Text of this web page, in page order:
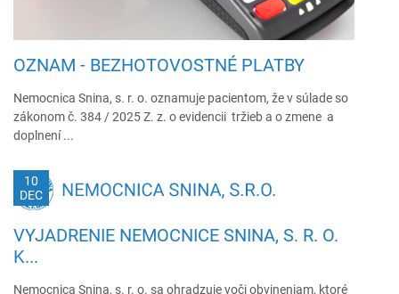
OZNAM - BEZHOTOVOSTNÉ PLATBY
Nemocnica Snina, s. r. o. oznamuje pacientom, že v súlade so
zákonom č. 384 / 2025 Z. z. o evidencii tržieb a o zmene a
doplnení ...
10
DEC
VYJADRENIE NEMOCNICE SNINA, S. R. O.
K...
Nemocnica Snina, s. r. o. sa ohradzuje voči obvineniam, ktoré